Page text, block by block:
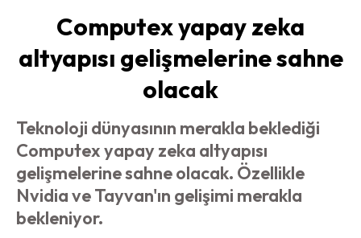
Computex yapay zeka
altyapısı gelişmelerine sahne
olacak
Teknoloji dünyasının merakla beklediği
Computex yapay zeka altyapısı
gelişmelerine sahne olacak. Özellikle
Nvidia ve Tayvan'ın gelişimi merakla
bekleniyor.